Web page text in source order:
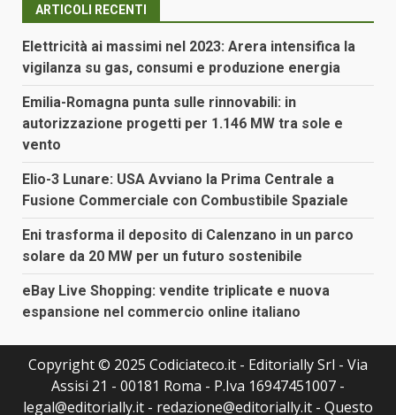
ARTICOLI RECENTI
Elettricità ai massimi nel 2023: Arera intensifica la
vigilanza su gas, consumi e produzione energia
Emilia-Romagna punta sulle rinnovabili: in
autorizzazione progetti per 1.146 MW tra sole e
vento
Elio-3 Lunare: USA Avviano la Prima Centrale a
Fusione Commerciale con Combustibile Spaziale
Eni trasforma il deposito di Calenzano in un parco
solare da 20 MW per un futuro sostenibile
eBay Live Shopping: vendite triplicate e nuova
espansione nel commercio online italiano
Copyright © 2025 Codiciateco.it - Editorially Srl - Via
Assisi 21 - 00181 Roma - P.Iva 16947451007 -
legal@editorially.it - redazione@editorially.it - Questo